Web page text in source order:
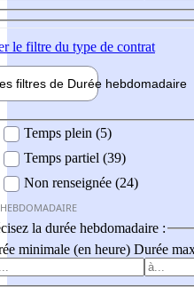
le filtre du type de contrat
filtres de Durée hebdomadaire
Temps plein (5)
Temps partiel (39)
Non renseignée (24)
la durée hebdomadaire :
minimale (en heure) Durée